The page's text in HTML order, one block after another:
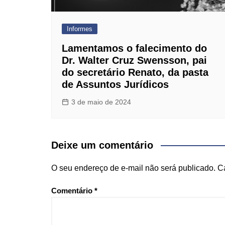
Informes
Lamentamos o falecimento do
Dr. Walter Cruz Swensson, pai
do secretário Renato, da pasta
de Assuntos Jurídicos
3 de maio de 2024
Deixe um comentário
O seu endereço de e-mail não será publicado.
Comentário *